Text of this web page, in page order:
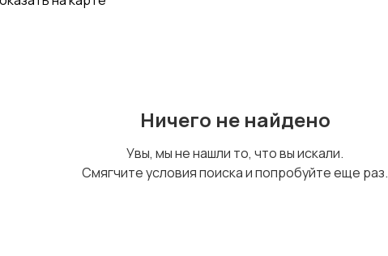
Ничего не найдено
Увы, мы не нашли то, что вы искали.
Смягчите условия поиска и попробуйте еще раз.